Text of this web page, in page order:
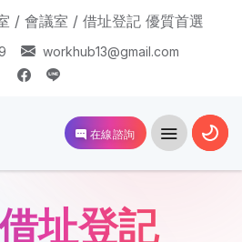
/ 會議室 / 借址登記 優質首選
workhub13@gmail.com
在線諮詢
址登記